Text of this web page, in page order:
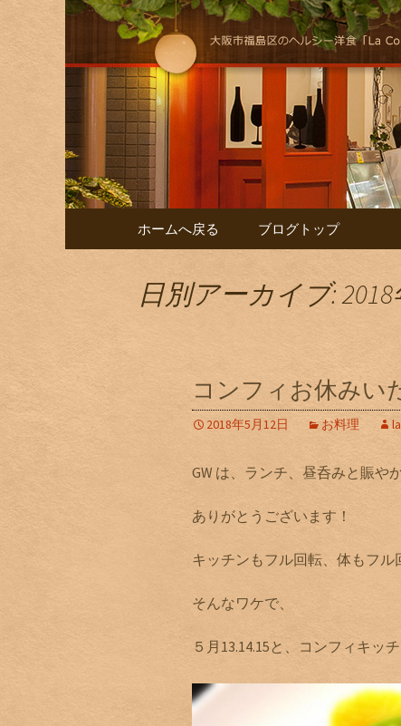
自然派イ
大阪福島にある美味しく
けします！
コンテンツへ移動
ホームへ戻る ブログトップ
日別アーカイブ:
コンフィお休みい
2018年5月12日 お料理
GW は、ランチ、昼呑みと賑や
ありがとうございます！
キッチンもフル回転、体もフル
そんなワケで、
５月13.14.15と、コンフィキッ